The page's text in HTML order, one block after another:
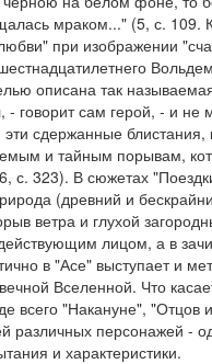
мраком..." (5, с. 109.
при изображении
описана так
- говорит сам герой, - и не
сдержанные блистания,
и тайным порывам,
с. 323). В сюжетах
(древний и
ветра и глухой
лицом, а в
в "Асе" выступает и
Вселенной. Что
всего "Накануне", "Отцов
различных персонажей -
и характеристики.